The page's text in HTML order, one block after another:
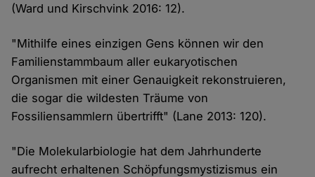
(Ward und Kirschvink 2016: 12).
"Mithilfe eines einzigen Gens können wir den
Familienstammbaum aller eukaryotischen
Organismen mit einer Genauigkeit rekonstruieren,
die sogar die wildesten Träume von
Fossiliensammlern übertrifft" (Lane 2013: 120).
"Die Molekularbiologie hat dem Jahrhunderte
aufrecht erhaltenen Schöpfungsmystizismus ein